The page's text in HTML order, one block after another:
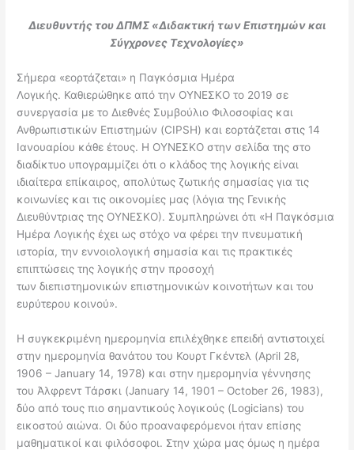
Διευθυντής του ΔΠΜΣ «Διδακτική των Επιστημών και
Σύγχρονες Τεχνολογίες»
Σήμερα «εορτάζεται» η Παγκόσμια Ημέρα
Λογικής. Καθιερώθηκε από την ΟΥΝΕΣΚΟ το 2019 σε
συνεργασία με το Διεθνές Συμβούλιο Φιλοσοφίας και
Ανθρωπιστικών Επιστημών (CIPSH) και εορτάζεται στις 14
Ιανουαρίου κάθε έτους. H ΟΥΝΕΣΚΟ στην σελίδα της στο
διαδίκτυο υπογραμμίζει ότι ο κλάδος της λογικής είναι
ιδιαίτερα επίκαιρος, απολύτως ζωτικής σημασίας για τις
κοινωνίες και τις οικονομίες μας (λόγια της Γενικής
Διευθύντριας της ΟΥΝΕΣΚΟ). Συμπληρώνει ότι «Η Παγκόσμια
Ημέρα Λογικής έχει ως στόχο να φέρει την πνευματική
ιστορία, την εννοιολογική σημασία και τις πρακτικές
επιπτώσεις της λογικής στην προσοχή
των διεπιστημονικών επιστημονικών κοινοτήτων και του
ευρύτερου κοινού».
Η συγκεκριμένη ημερομηνία επιλέχθηκε επειδή αντιστοιχεί
στην ημερομηνία θανάτου του Κουρτ Γκέντελ (April 28,
1906 – January 14, 1978) και στην ημερομηνία γέννησης
του Άλφρεντ Τάρσκι (January 14, 1901 – October 26, 1983),
δύο από τους πιο σημαντικούς λογικούς (Logicians) του
εικοστού αιώνα. Οι δύο προαναφερόμενοι ήταν επίσης
μαθηματικοί και φιλόσοφοι. Στην χώρα μας όμως η ημέρα